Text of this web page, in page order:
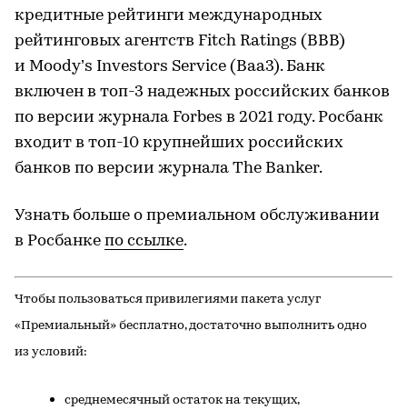
кредитные рейтинги международных
рейтинговых агентств Fitch Ratings (BBB)
и Moody’s Investors Service (Baa3). Банк
включен в топ-3 надежных российских банков
по версии журнала Forbes в 2021 году. Росбанк
входит в топ-10 крупнейших российских
банков по версии журнала The Banker.
Узнать больше о премиальном обслуживании
в Росбанке по ссылке.
Чтобы пользоваться привилегиями пакета услуг
«Премиальный» бесплатно, достаточно выполнить одно
из условий:
среднемесячный остаток на текущих,